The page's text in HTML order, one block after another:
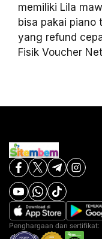
memiliki Lila
bisa pakai piano
yang refund
Fisik Voucher
Penghargaan dan sertifikat: